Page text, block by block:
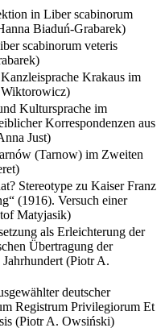
in Liber scabinorum
Biaduń-Grabarek)
scabinorum veteris
Krakaus im
Wiktorowicz)
Kultursprache im
Korrespondenzen aus
Just)
(Tarnow) im Zweiten
Stereotype zu Kaiser Franz
(1916). Versuch einer
Matyjasik)
als Erleichterung der
Übertragung der
(Piotr A.
deutscher
Registrum Privilegiorum Et
(Piotr A. Owsiński)